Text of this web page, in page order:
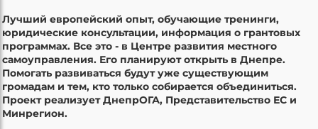
Лучший европейский опыт, обучающие тренинги,
юридические консультации, информация о грантовых
программах. Все это - в Центре развития местного
самоуправления. Его планируют открыть в Днепре.
Помогать развиваться будут уже существующим
громадам и тем, кто только собирается объединиться.
Проект реализует ДнепрОГА, Представительство ЕС и
Минрегион.